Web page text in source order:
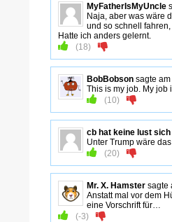
MyFatherIsMyUncle
Naja, aber was wäre
und so schnell
Hatte ich anders gelernt.
(18)
BobBobson sagte am
This is my job. My job
(10)
cb hat keine lust
Unter Trump wäre
(20)
Mr. X. Hamster sagte
Anstatt mal vor dem
eine Vorschrift für…
(-3)